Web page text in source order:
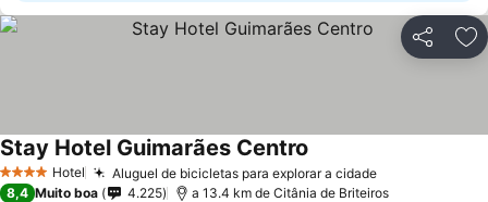
Partilhar
4 EstrelasHotel Aluguel de bicicletas para explorar a cidade
Stay Hotel Guimarães Centro
8,4 Muito boa 4.225 a 13.4 km de Citânia de Briteiros